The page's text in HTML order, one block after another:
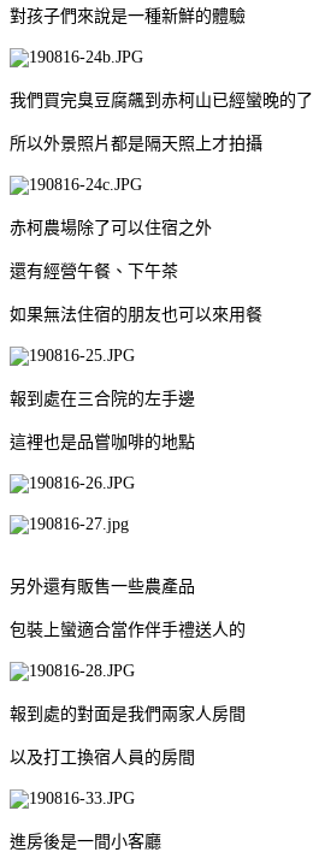
對孩子們來說是一種新鮮的體驗
我們買完臭豆腐飆到赤柯山已經蠻晚的了
所以外景照片都是隔天照上才拍攝
赤柯農場除了可以住宿之外
還有經營午餐、下午茶
如果無法住宿的朋友也可以來用餐
報到處在三合院的左手邊
這裡也是品嘗咖啡的地點
另外還有販售一些農產品
包裝上蠻適合當作伴手禮送人的
報到處的對面是我們兩家人房間
以及打工換宿人員的房間
進房後是一間小客廳